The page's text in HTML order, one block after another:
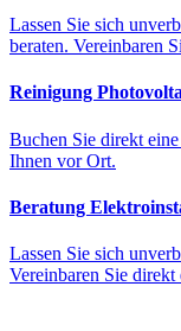
Lassen Sie sich
beraten. Vereinbaren
Reinigung
Buchen Sie direkt
Ihnen vor Ort.
Beratung
Lassen Sie sich
Vereinbaren Sie direkt